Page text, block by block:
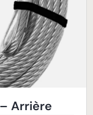
– Arrière